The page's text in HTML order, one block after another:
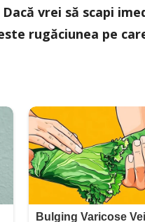
Dacă vrei să scapi
rugăciunea pe